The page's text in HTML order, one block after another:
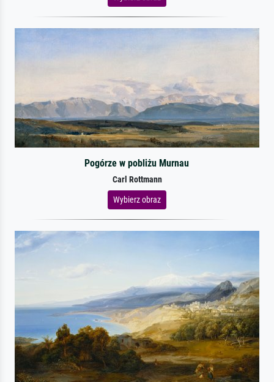
Pogórze w pobliżu Murnau
Carl Rottmann
Wybierz obraz